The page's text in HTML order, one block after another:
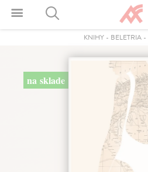
KNIHY- BELETRIA-
na sklade